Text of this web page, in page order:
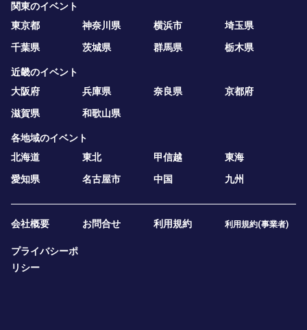
関東のイベント
東京都
神奈川県 横浜市
埼玉県
千葉県
茨城県 群馬県 栃木県
近畿のイベント
大阪府
兵庫県 奈良県
京都府
滋賀県
和歌山県
各地域のイベント
北海道
東北 甲信越
東海
愛知県
名古屋市 中国 九州
会社概要 お問合せ 利用規約 利用規約(事業者)
プライバシーポ
リシー